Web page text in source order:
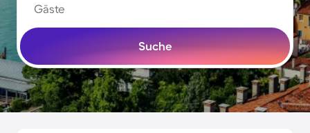
Gäste
Suche